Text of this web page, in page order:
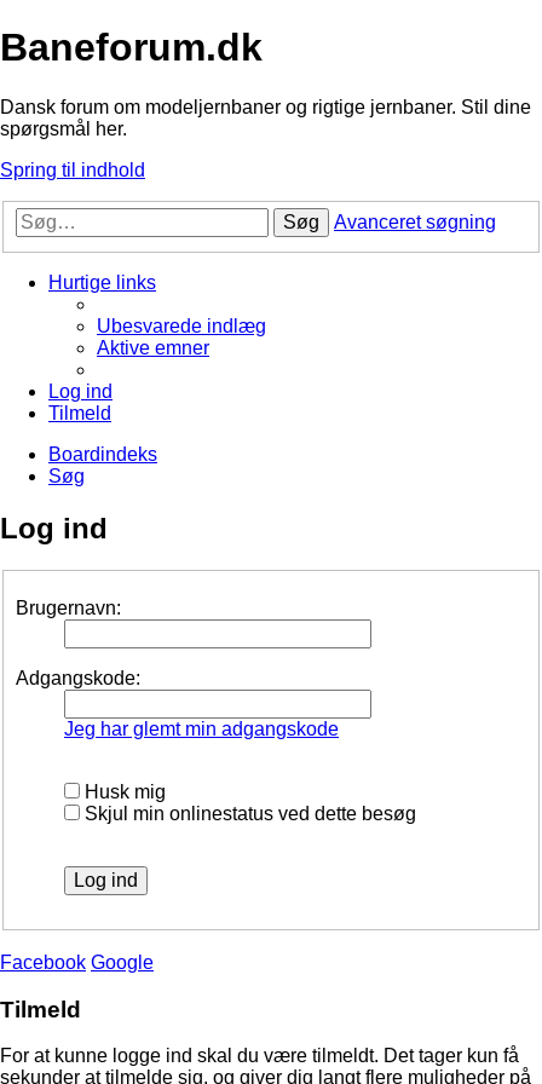
Baneforum.dk
Dansk forum om modeljernbaner og rigtige jernbaner. Stil dine
spørgsmål her.
Spring til indhold
Søg Avanceret søgning
Hurtige links
Ubesvarede indlæg
Aktive emner
Log ind
Tilmeld
Boardindeks
Søg
Log ind
Brugernavn:
Adgangskode:
Jeg har glemt min adgangskode
Husk mig
Skjul min onlinestatus ved dette besøg
Facebook Google
Tilmeld
For at kunne logge ind skal du være tilmeldt. Det tager kun få
sekunder at tilmelde sig, og giver dig langt flere muligheder på